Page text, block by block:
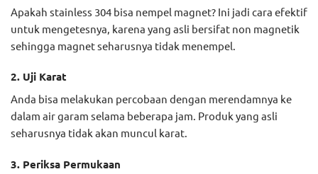
Apakah stainless 304 bisa nempel magnet? Ini jadi cara efektif
untuk mengetesnya, karena yang asli bersifat non magnetik
sehingga magnet seharusnya tidak menempel.
2. Uji Karat
Anda bisa melakukan percobaan dengan merendamnya ke
dalam air garam selama beberapa jam. Produk yang asli
seharusnya tidak akan muncul karat.
3. Periksa Permukaan